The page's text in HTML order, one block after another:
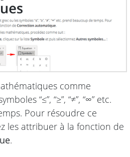
comme
“≤”, “≥”, “≠”, “∞” etc.
Pour résoudre ce
les attribuer à la fonction de
.